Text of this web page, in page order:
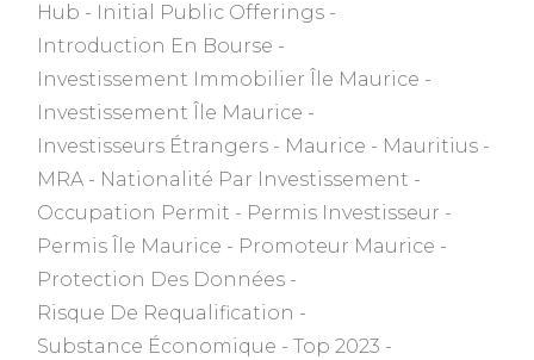
Hub
Initial Public Offerings
Introduction En Bourse
Investissement Immobilier Île Maurice
Investissement Île Maurice
Investisseurs Étrangers
Maurice
Mauritius
MRA
Nationalité Par Investissement
Occupation Permit
Permis Investisseur
Permis Île Maurice
Promoteur Maurice
Protection Des Données
Risque De Requalification
Substance Économique
Top 2023